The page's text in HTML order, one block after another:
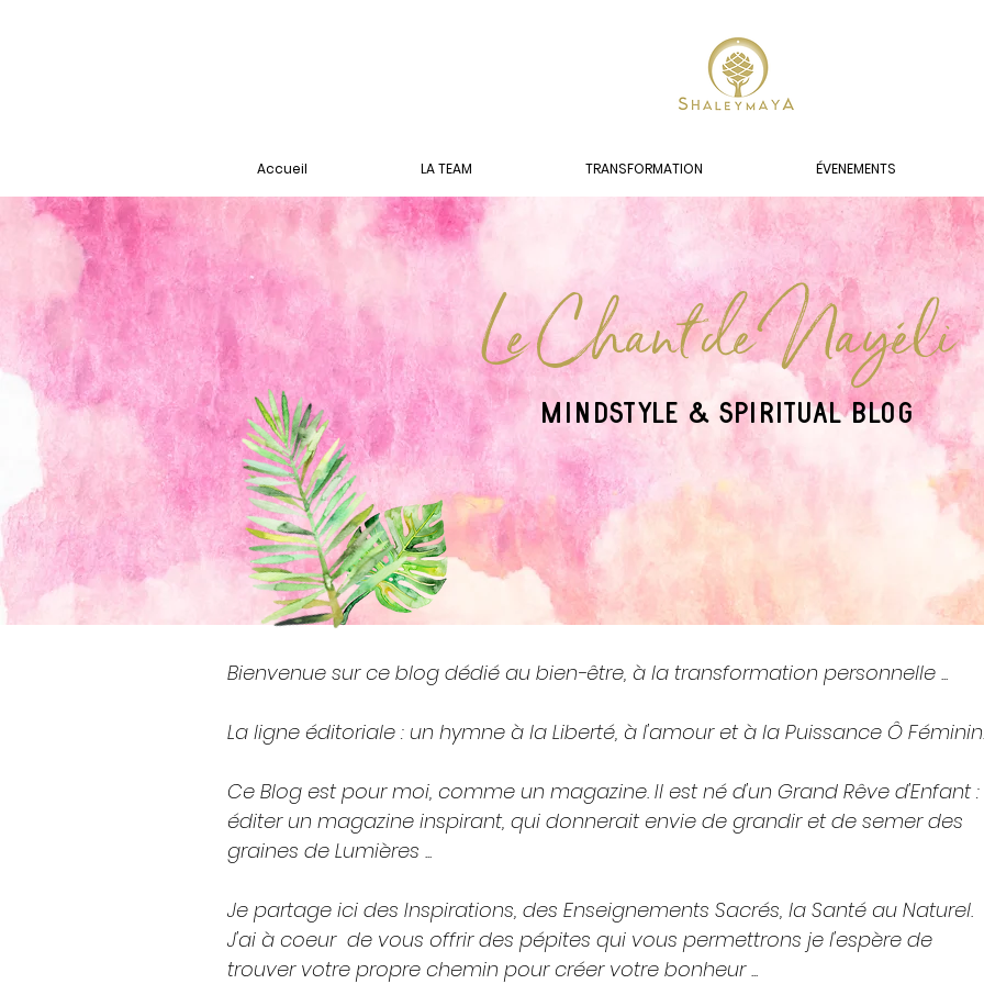
Accueil LA TEAM TRANSFORMATION ÉVENEMENTS
Le Chant de Nayéli
MINDSTYLE & SPIRITUAL BLOG
Bienvenue sur ce blog dédié au bien-être, à la transformation personnelle ...
La ligne éditoriale : un hymne à la Liberté, à l'amour et à la Puissance Ô Féminin.
Ce Blog est pour moi, comme un magazine. Il est né d'un Grand Rêve d'Enfant :
éditer un magazine inspirant, qui donnerait envie de grandir et de semer des
graines de Lumières ...
Je partage ici des Inspirations, des Enseignements Sacrés, la Santé au Naturel.
J'ai à coeur de vous offrir des pépites qui vous permettrons je l'espère de
trouver votre propre chemin pour créer votre bonheur ...